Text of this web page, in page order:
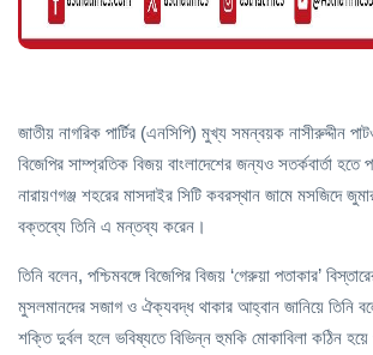
জাতীয় নাগরিক পার্টির (এনসিপি) মুখ্য সমন্বয়ক নাসীরুদ্দীন
বিজেপির সাম্প্রতিক বিজয় বাংলাদেশের জন্যও সতর্কবার্তা
নারায়ণগঞ্জ শহরের মাসদাইর সিটি কবরস্থান জামে মসজিদে
বক্তব্যে তিনি এ মন্তব্য করেন।
তিনি বলেন, পশ্চিমবঙ্গে বিজেপির বিজয় ‘গেরুয়া পতাকার’
মুসলমানদের সজাগ ও ঐক্যবদ্ধ থাকার আহ্বান জানিয়ে তিনি
শক্তি দুর্বল হলে ভবিষ্যতে বিভিন্ন হুমকি মোকাবিলা কঠিন হয়ে